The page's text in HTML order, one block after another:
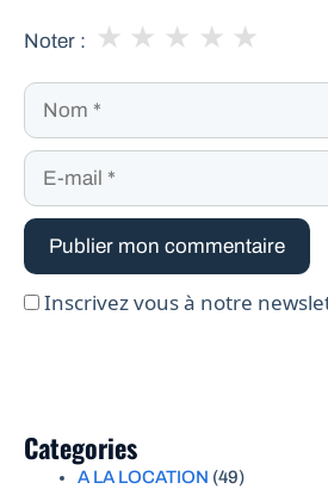
Noter : ★
★
★
★
★
Nom
E-
mail
Inscrivez vous à notre
Categories
A LA LOCATION (49)